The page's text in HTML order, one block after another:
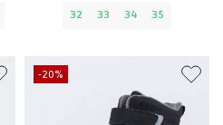
32 33 34 35
-20%